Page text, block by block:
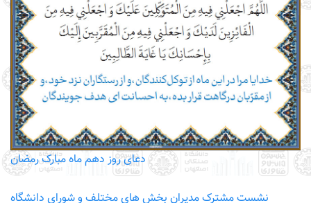
دعای روز دهم ماه مبارک رمضان
نشست مشترک مدیران بخش های مختلف و شورای دانشگاه